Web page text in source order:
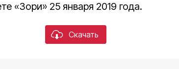
«Зори» 25 января 2019 года.
Скачать